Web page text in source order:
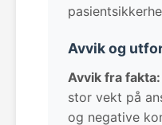
Avvik og
Avvik fra fakta:
stor vekt på
og negative